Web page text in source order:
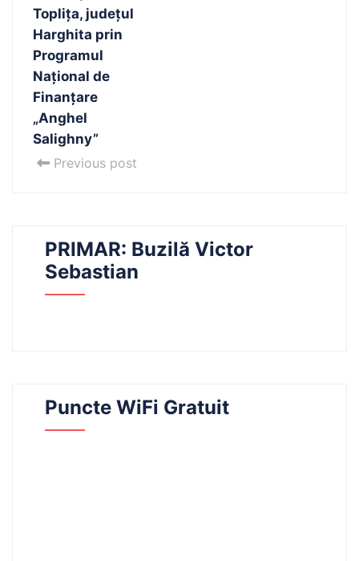
Toplița, județul
Harghita prin
Programul
Național de
Finanțare
„Anghel
Salighny”
Previous post
PRIMAR: Buzilă Victor
Sebastian
Puncte WiFi Gratuit